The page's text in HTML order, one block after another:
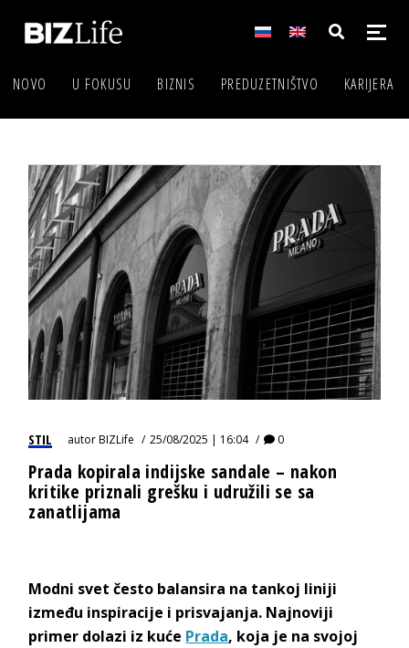
NOVO U FOKUSU BIZNIS PREDUZETNIŠTVO KARIJERA
STIL autorBIZLife 25/08/2025 | 16:04 0
Prada kopirala indijske sandale – nakon
kritike priznali grešku i udružili se sa
zanatlijama
Modni svet često balansira na tankoj liniji
između inspiracije i prisvajanja. Najnoviji
primer dolazi iz kuće Prada, koja je na svojoj